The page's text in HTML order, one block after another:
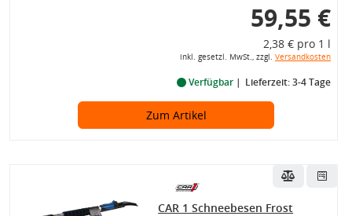
59,55 €
2,38 € pro 1 l
inkl. gesetzl. MwSt., zzgl. Versandkosten
Verfügbar Lieferzeit: 3-4 Tage
Zum Artikel
CAR 1 Schneebesen Frost